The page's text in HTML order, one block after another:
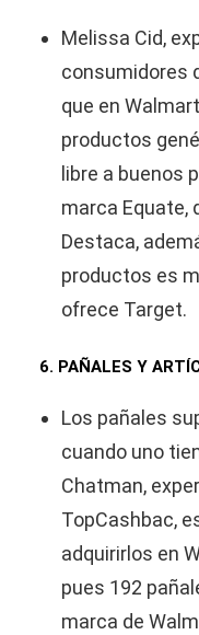
Melissa Cid,
consumidores
que en
productos
libre a buenos
marca Equate,
Destaca,
productos es
ofrece Target.
6. PAÑALES Y
Los pañales
cuando uno
Chatman,
TopCashbac,
adquirirlos en
pues 192
marca de